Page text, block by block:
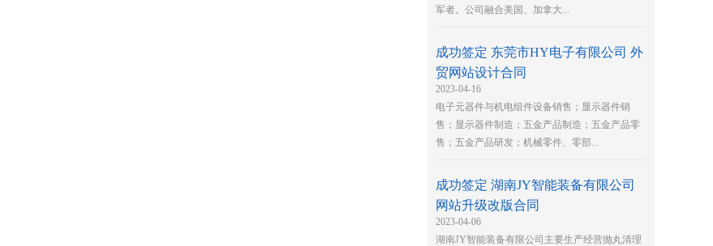
军者。公司融合美国、加拿大...
成功签定 东莞市HY电子有限公司 外
贸网站设计合同
2023-04-16
电子元器件与机电组件设备销售；显示器件销
售；显示器件制造；五金产品制造；五金产品零
售；五金产品研发；机械零件、零部...
成功签定 湖南JY智能装备有限公司
网站升级改版合同
2023-04-06
湖南JY智能装备有限公司主要生产经营抛丸清理